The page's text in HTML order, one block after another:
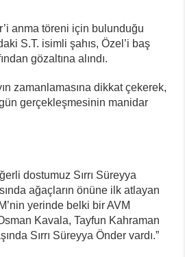
anma töreni için bulunduğu
S.T. isimli şahıs, Özel’i baş
gözaltına alındı.
zamanlamasına dikkat çekerek,
gün gerçekleşmesinin manidar
dostumuz Sırrı Süreyya
ağaçların önüne ilk atlayan
yerinde belki bir AVM
Kavala, Tayfun Kahraman
Sırrı Süreyya Önder vardı.”